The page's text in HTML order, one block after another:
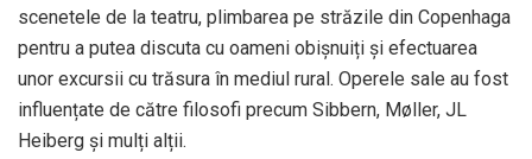
scenetele de la teatru, plimbarea pe străzile din Copenhaga
pentru a putea discuta cu oameni obișnuiți și efectuarea
unor excursii cu trăsura în mediul rural. Operele sale au fost
influențate de către filosofi precum Sibbern, Møller, JL
Heiberg și mulți alții.